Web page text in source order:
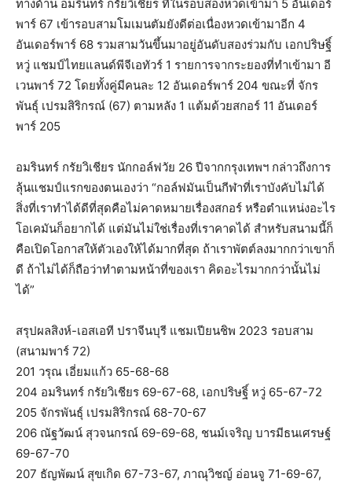
ทางด้าน อมรินทร์ กรัยวิเชียร ที่ในรอบสองหวดเข้ามา 5 อันเดอร์
พาร์ 67 เข้ารอบสามโมเมนตัมยังดีต่อเนื่องหวดเข้ามาอีก 4
อันเดอร์พาร์ 68 รวมสามวันขึ้นมาอยู่อันดับสองร่วมกับ เอกปริษฐิ์
หวู่ แชมป์ไทยแลนด์พีจีเอทัวร์ 1 รายการจากระยองที่ทำเข้ามา อี
เวนพาร์ 72 โดยทั้งคู่มีคนละ 12 อันเดอร์พาร์ 204 ขณะที่ จักร
พันธุ์ เปรมสิริกรณ์ (67) ตามหลัง 1 แต้มด้วยสกอร์ 11 อันเดอร์
พาร์ 205
อมรินทร์ กรัยวิเชียร นักกอล์ฟวัย 26 ปีจากกรุงเทพฯ กล่าวถึงการ
ลุ้นแชมป์แรกของตนเองว่า “กอล์ฟมันเป็นกีฬาที่เราบังคับไม่ได้
สิ่งที่เราทำได้ดีที่สุดคือไม่คาดหมายเรื่องสกอร์ หรือตำแหน่งอะไร
โอเคมันก็อยากได้ แต่มันไม่ใช่เรื่องที่เราคาดได้ สำหรับสนามนี้ก็
คือเปิดโอกาสให้ตัวเองให้ได้มากที่สุด ถ้าเราพัตต์ลงมากกว่าเขาก็
ดี ถ้าไม่ได้ก็ถือว่าทำตามหน้าที่ของเรา คิดอะไรมากกว่านั้นไม่
ได้”
สรุปผลสิงห์-เอสเอที ปราจีนบุรี แชมเปียนชิพ 2023 รอบสาม
(สนามพาร์ 72)
201 วรุณ เอี่ยมแก้ว 65-68-68
204 อมรินทร์ กรัยวิเชียร 69-67-68, เอกปริษฐิ์ หวู่ 65-67-72
205 จักรพันธุ์ เปรมสิริกรณ์ 68-70-67
206 ณัฐวัฒน์ สุวจนกรณ์ 69-69-68, ชนม์เจริญ บารมีธนเศรษฐ์
69-67-70
207 ธัญพัฒน์ สุขเกิด 67-73-67, ภาณุวิชญ์ อ่อนจู 71-69-67,